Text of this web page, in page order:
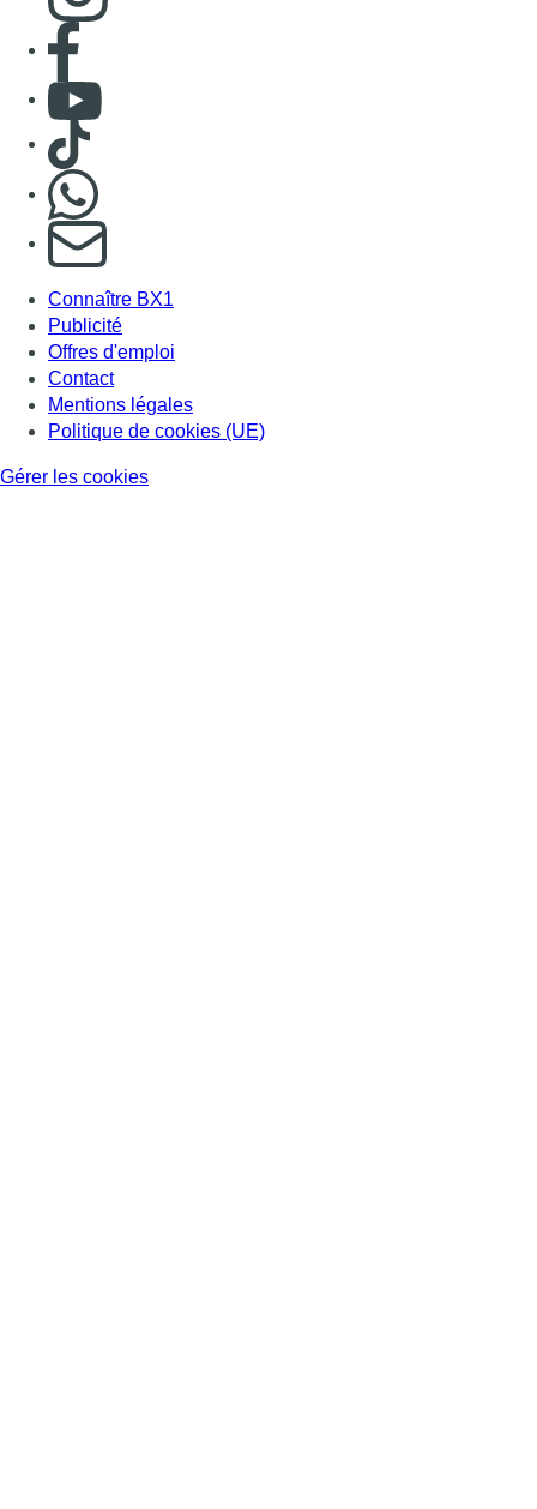
Consulter page Facebook
Consulter Youtube
Consulter TikTok
S'abonner à notre newsletter
Connaître BX1
Publicité
Offres d'emploi
Contact
Mentions légales
Politique de cookies (UE)
Gérer les cookies